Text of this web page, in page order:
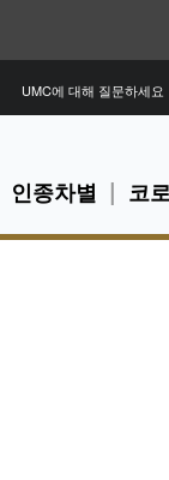
인종차별 코
UMC에 대해 질문하세요